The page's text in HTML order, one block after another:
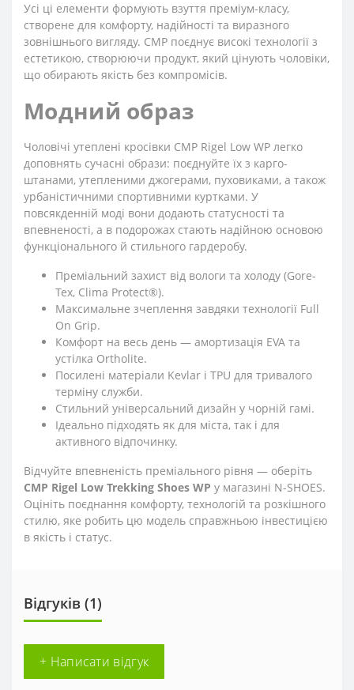
Усі ці елементи формують взуття преміум-класу,
створене для комфорту, надійності та виразного
зовнішнього вигляду. CMP поєднує високі технології з
естетикою, створюючи продукт, який цінують чоловіки,
що обирають якість без компромісів.
Модний образ
Чоловічі утеплені кросівки CMP Rigel Low WP легко
доповнять сучасні образи: поєднуйте їх з карго-
штанами, утепленими джогерами, пуховиками, а також
урбаністичними спортивними куртками. У
повсякденній моді вони додають статусності та
впевненості, а в подорожах стають надійною основою
функціонального й стильного гардеробу.
Преміальний захист від вологи та холоду (Gore-
Tex, Clima Protect®).
Максимальне зчеплення завдяки технології Full
On Grip.
Комфорт на весь день — амортизація EVA та
устілка Ortholite.
Посилені матеріали Kevlar і TPU для тривалого
терміну служби.
Стильний універсальний дизайн у чорній гамі.
Ідеально підходять як для міста, так і для
активного відпочинку.
Відчуйте впевненість преміального рівня — оберіть
CMP Rigel Low Trekking Shoes WP у магазині N-SHOES.
Оцініть поєднання комфорту, технологій та розкішного
стилю, яке робить цю модель справжньою інвестицією
в якість і статус.
Відгуків (1)
+ Написати відгук